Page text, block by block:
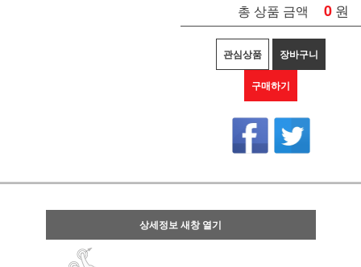
총 상품 금액 0 원
관심상품 장바구니
구매하기
상세정보 새창 열기